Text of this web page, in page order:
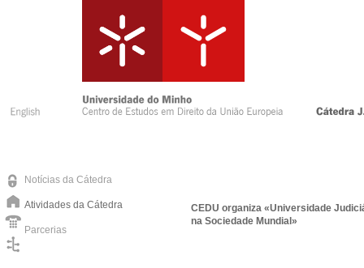
Notícias da Cátedra
Atividades da Cátedra
Parcerias
CEDU organiza «Universidade
na Sociedade Mundial»